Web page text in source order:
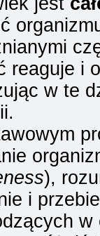
reaguje i
w te
),
i
w